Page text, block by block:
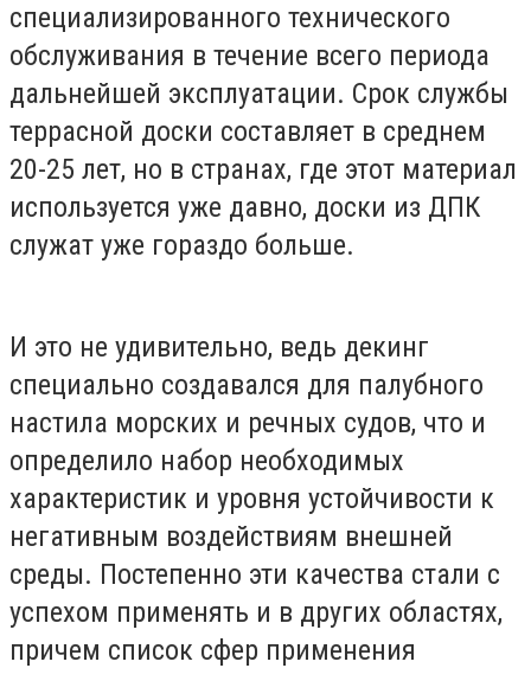
специализированного технического
обслуживания в течение всего периода
дальнейшей эксплуатации. Срок службы
террасной доски составляет в среднем
20-25 лет, но в странах, где этот материал
используется уже давно, доски из ДПК
служат уже гораздо больше.
И это не удивительно, ведь декинг
специально создавался для палубного
настила морских и речных судов, что и
определило набор необходимых
характеристик и уровня устойчивости к
негативным воздействиям внешней
среды. Постепенно эти качества стали с
успехом применять и в других областях,
причем список сфер применения